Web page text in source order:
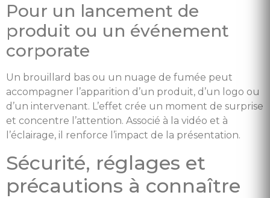
Pour un lancement de
produit ou un événement
corporate
Un brouillard bas ou un nuage de fumée peut
accompagner l’apparition d’un produit, d’un logo ou
d’un intervenant. L’effet crée un moment de surprise
et concentre l’attention. Associé à la vidéo et à
l’éclairage, il renforce l’impact de la présentation.
Sécurité, réglages et
précautions à connaître